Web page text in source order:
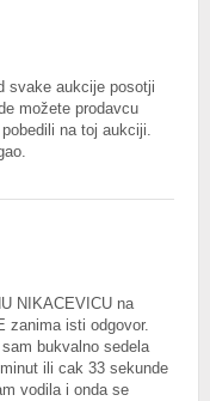
svake aukcije posotji
možete prodavcu
na toj aukciji.
NIKACEVICU na
zanima isti odgovor.
bukvalno sedela
ili cak 33 sekunde
vodila i onda se